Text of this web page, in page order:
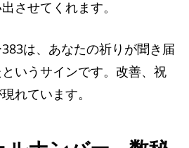
させてくれます。
は​​、あなたの祈りが聞き届
いうサインです。改善、祝
れています。